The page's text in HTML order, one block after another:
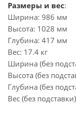
Размеры и вес:
Ширина: 986 мм
Высота: 1028 мм
Глубина: 417 мм
Вес: 17.4 кг
Ширина (без
Высота (без
Глубина (без
Вес (без